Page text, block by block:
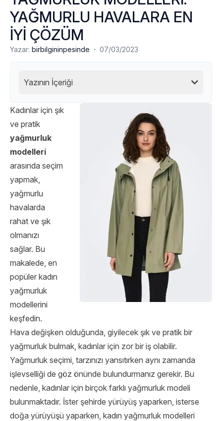
YAĞMURLU HAVALARA EN
İYİ ÇÖZÜM
Yazar: birbilgininpesinde · 07/03/2023
Yazının İçeriği
Kadınlar için şık
ve pratik
yağmurluk
modelleri
arasında seçim
yapmak,
yağmurlu
havalarda
rahat ve şık
olmanızı
sağlar. Bu
makalede, en
popüler kadın
yağmurluk
modellerini
keşfedin.
Hava değişken olduğunda, giyilecek şık ve pratik bir
yağmurluk bulmak, kadınlar için zor bir iş olabilir.
Yağmurluk seçimi, tarzınızı yansıtırken aynı zamanda
işlevselliği de göz önünde bulundurmanız gerekir. Bu
nedenle, kadınlar için birçok farklı yağmurluk modeli
bulunmaktadır. İster şehirde yürüyüş yaparken, isterse
doğa yürüyüşü yaparken, kadın yağmurluk modelleri